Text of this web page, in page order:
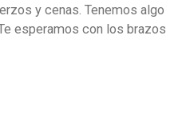
y cenas. Tenemos algo
esperamos con los brazos